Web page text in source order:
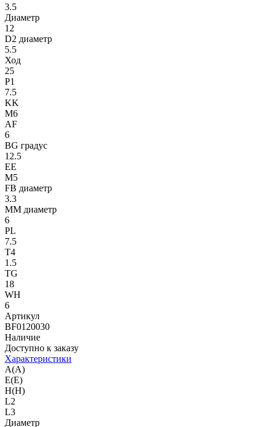
3.5
Диаметр
12
D2 диаметр
5.5
Ход
25
P1
7.5
KK
M6
AF
6
BG градус
12.5
EE
M5
FB диаметр
3.3
MM диаметр
6
PL
7.5
T4
1.5
TG
18
WH
6
Артикул
BF0120030
Наличие
Доступно к заказу
Характеристики
A(A)
E(E)
H(H)
L2
L3
Диаметр